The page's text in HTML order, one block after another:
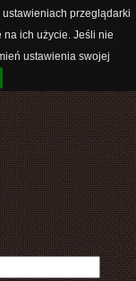
przeglądarki
na ich użycie. Jeśli nie
ustawienia swojej